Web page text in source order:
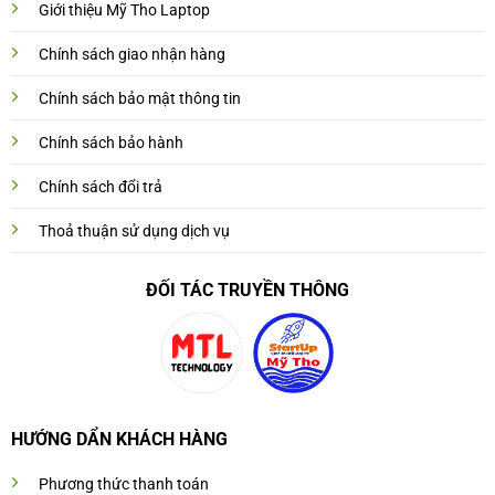
Giới thiệu Mỹ Tho Laptop
Chính sách giao nhận hàng
Chính sách bảo mật thông tin
Chính sách bảo hành
Chính sách đổi trả
Thoả thuận sử dụng dịch vụ
ĐỐI TÁC TRUYỀN THÔNG
HƯỚNG DẨN KHÁCH HÀNG
Phương thức thanh toán